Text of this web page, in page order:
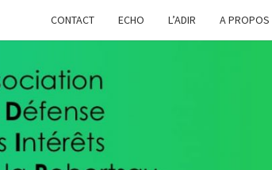
CONTACT ECHO L’ADIR A PROPOS